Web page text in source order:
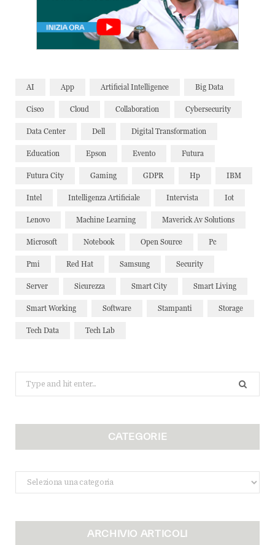
AI App Artificial Intelligence Big Data
Cisco Cloud Collaboration Cybersecurity
Data Center Dell Digital Transformation
Education Epson Evento Futura
Futura City Gaming GDPR Hp IBM
Intel Intelligenza Artificiale Intervista Iot
Lenovo Machine Learning Maverick Av Solutions
Microsoft Notebook Open Source Pc
Pmi Red Hat Samsung Security
Server Sicurezza Smart City Smart Living
Smart Working Software Stampanti Storage
Tech Data Tech Lab
Search
for:
CATEGORIE
Categorie
ARCHIVIO ARTICOLI